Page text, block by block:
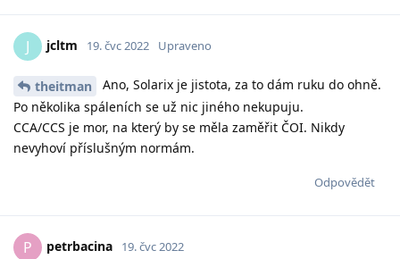
J jcltm 19. čvc 2022 Upraveno
theitman
Ano, Solarix je jistota, za to dám ruku do ohně.
Po několika spáleních se už nic jiného nekupuju.
CCA/CCS je mor, na který by se měla zaměřit ČOI. Nikdy
nevyhoví příslušným normám.
Odpovědět
P petrbacina 19. čvc 2022